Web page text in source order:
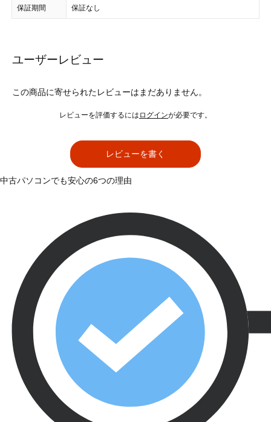
保証期間 保証なし
ユーザーレビュー
この商品に寄せられたレビューはまだありません。
レビューを評価するには ログインが必要です。
レビューを書く
中古パソコンでも安心の6つの理由